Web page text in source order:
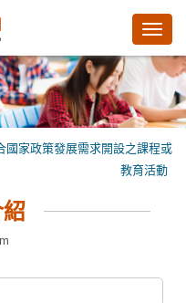
國家政策發展需求開設之課程或
教育活動